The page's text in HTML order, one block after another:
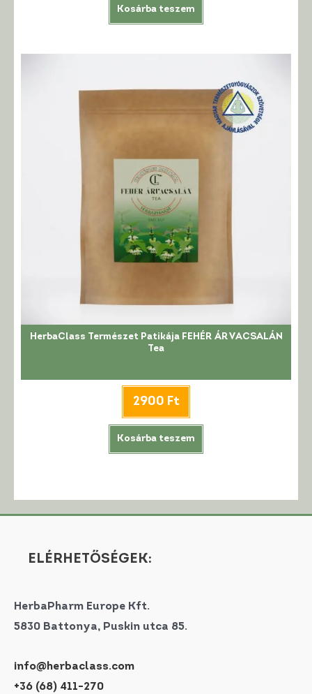
Kosárba teszem
HerbaClass Természet Patikája FEHÉR ÁRVACSALÁN
Tea
2900 Ft
Kosárba teszem
ELÉRHETŐSÉGEK:
HerbaPharm Europe Kft.
5830 Battonya, Puskin utca 85.
info@herbaclass.com
+36 (68) 411-270